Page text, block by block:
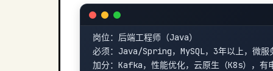
岗位：后端工程师（Java）
必须：Java/Spring，MySQL，3年以上，微服
加分：Kafka，性能优化，云原生（K8s），有